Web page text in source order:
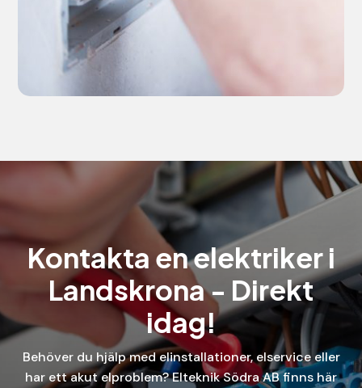
Kontakta en elektriker i
Landskrona - Direkt
idag!
Behöver du hjälp med elinstallationer, elservice eller
har ett akut elproblem? Elteknik Södra AB finns här